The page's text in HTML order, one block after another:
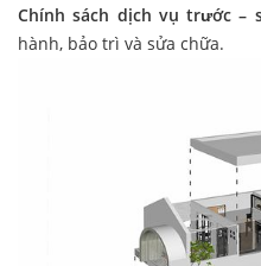
Chính sách dịch vụ trước –
hành, bảo trì và sửa chữa.